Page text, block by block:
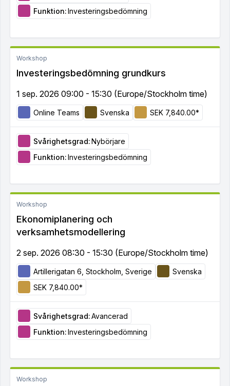
Funktion:Investeringsbedömning
Workshop
Investeringsbedömning grundkurs
1 sep. 2026 09:00 - 15:30 (Europe/Stockholm time)
Online Teams Svenska SEK 7,840.00*
Svårighetsgrad:Nybörjare
Funktion:Investeringsbedömning
Workshop
Ekonomiplanering och
verksamhetsmodellering
2 sep. 2026 08:30 - 15:30 (Europe/Stockholm time)
Artillerigatan 6, Stockholm, Sverige
Svenska
SEK 7,840.00*
Svårighetsgrad:Avancerad
Funktion:Investeringsbedömning
Workshop